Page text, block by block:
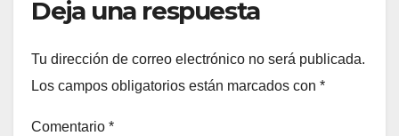
Deja una respuesta
Tu dirección de correo electrónico no será publicada.
Los campos obligatorios están marcados con *
Comentario *